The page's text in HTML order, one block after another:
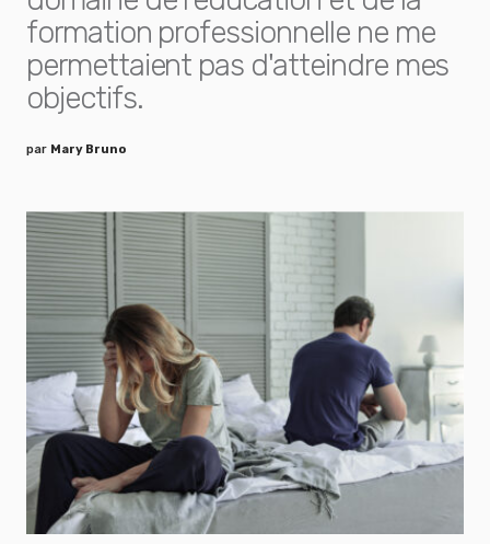
formation professionnelle ne me
permettaient pas d'atteindre mes
objectifs.
par Mary Bruno